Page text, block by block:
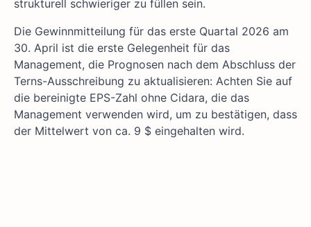
strukturell schwieriger zu füllen sein.
Die Gewinnmitteilung für das erste Quartal 2026 am
30. April ist die erste Gelegenheit für das
Management, die Prognosen nach dem Abschluss der
Terns-Ausschreibung zu aktualisieren: Achten Sie auf
die bereinigte EPS-Zahl ohne Cidara, die das
Management verwenden wird, um zu bestätigen, dass
der Mittelwert von ca. 9 $ eingehalten wird.